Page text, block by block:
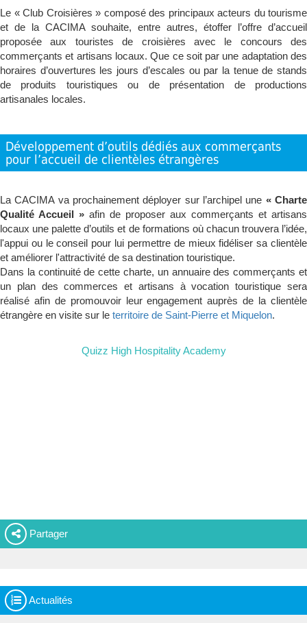
Le « Club Croisières » composé des principaux acteurs du tourisme
et de la CACIMA souhaite, entre autres, étoffer l’offre d’accueil
proposée aux touristes de croisières avec le concours des
commerçants et artisans locaux. Que ce soit par une adaptation des
horaires d’ouvertures les jours d’escales ou par la tenue de stands
de produits touristiques ou de présentation de productions
artisanales locales.
Développement d’outils dédiés aux commerçants
pour l’accueil de clientèles étrangères
La CACIMA va prochainement déployer sur l’archipel une « Charte
Qualité Accueil » afin de proposer aux commerçants et artisans
locaux une palette d’outils et de formations où chacun trouvera l’idée,
l'appui ou le conseil pour lui permettre de mieux fidéliser sa clientèle
et améliorer l'attractivité de sa destination touristique.
Dans la continuité de cette charte, un annuaire des commerçants et
un plan des commerces et artisans à vocation touristique sera
réalisé afin de promouvoir leur engagement auprès de la clientèle
étrangère en visite sur le territoire de Saint-Pierre et Miquelon.
Quizz High Hospitality Academy
Partager
Actualités